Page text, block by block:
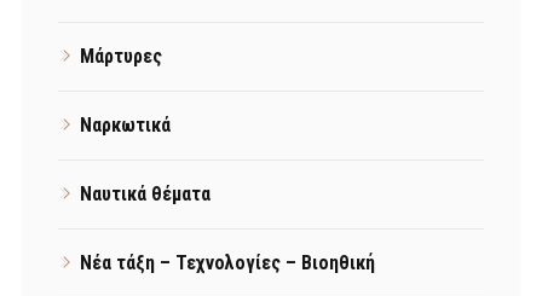
Μάρτυρες
Ναρκωτικά
Ναυτικά θέματα
Νέα τάξη – Τεχνολογίες – Βιοηθική